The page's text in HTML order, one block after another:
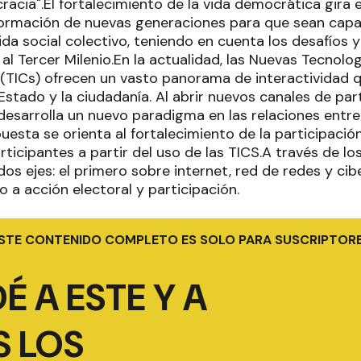
fortalecimiento de la vida democrática gira
de nuevas generaciones para que sean
social colectivo, teniendo en cuenta los desafíos
Tercer Milenio.En la actualidad, las Nuevas
ofrecen un vasto panorama de interactividad
y la ciudadanía. Al abrir nuevos canales de
un nuevo paradigma en las relaciones
se orienta al fortalecimiento de la
a partir del uso de las TICS.A través de
ejes: el primero sobre internet, red de redes y
a acción electoral y participación.
CONTENIDO COMPLETO ES SOLO PARA
A ESTE Y A
LOS